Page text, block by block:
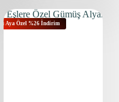
Bu Aya Özel %26 İndirim